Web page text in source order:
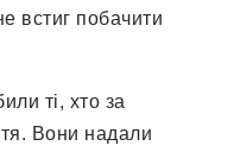
встиг побачити
ті, хто за
Вони надали